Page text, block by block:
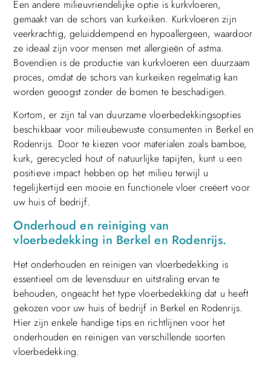
Een andere milieuvriendelijke optie is kurkvloeren,
gemaakt van de schors van kurkeiken. Kurkvloeren zijn
veerkrachtig, geluiddempend en hypoallergeen, waardoor
ze ideaal zijn voor mensen met allergieën of astma.
Bovendien is de productie van kurkvloeren een duurzaam
proces, omdat de schors van kurkeiken regelmatig kan
worden geoogst zonder de bomen te beschadigen.
Kortom, er zijn tal van duurzame vloerbedekkingsopties
beschikbaar voor milieubewuste consumenten in Berkel en
Rodenrijs. Door te kiezen voor materialen zoals bamboe,
kurk, gerecycled hout of natuurlijke tapijten, kunt u een
positieve impact hebben op het milieu terwijl u
tegelijkertijd een mooie en functionele vloer creëert voor
uw huis of bedrijf.
Onderhoud en reiniging van
vloerbedekking in Berkel en Rodenrijs.
Het onderhouden en reinigen van vloerbedekking is
essentieel om de levensduur en uitstraling ervan te
behouden, ongeacht het type vloerbedekking dat u heeft
gekozen voor uw huis of bedrijf in Berkel en Rodenrijs.
Hier zijn enkele handige tips en richtlijnen voor het
onderhouden en reinigen van verschillende soorten
vloerbedekking.